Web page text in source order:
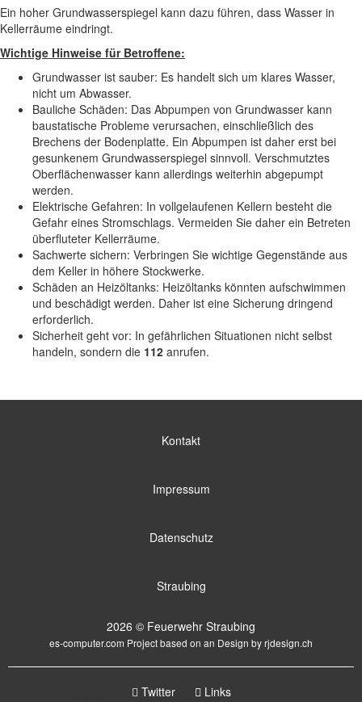
Ein hoher Grundwasserspiegel kann dazu führen, dass Wasser in
Kellerräume eindringt.
Wichtige Hinweise für Betroffene:
Grundwasser ist sauber: Es handelt sich um klares Wasser,
nicht um Abwasser.
Bauliche Schäden: Das Abpumpen von Grundwasser kann
baustatische Probleme verursachen, einschließlich des
Brechens der Bodenplatte. Ein Abpumpen ist daher erst bei
gesunkenem Grundwasserspiegel sinnvoll. Verschmutztes
Oberflächenwasser kann allerdings weiterhin abgepumpt
werden.
Elektrische Gefahren: In vollgelaufenen Kellern besteht die
Gefahr eines Stromschlags. Vermeiden Sie daher ein Betreten
überfluteter Kellerräume.
Sachwerte sichern: Verbringen Sie wichtige Gegenstände aus
dem Keller in höhere Stockwerke.
Schäden an Heizöltanks: Heizöltanks könnten aufschwimmen
und beschädigt werden. Daher ist eine Sicherung dringend
erforderlich.
Sicherheit geht vor: In gefährlichen Situationen nicht selbst
handeln, sondern die 112 anrufen.
Kontakt
Impressum
Datenschutz
Straubing
2026 © Feuerwehr Straubing
es-computer.com Project based on an Design byrjdesign.ch
Twitter
Links